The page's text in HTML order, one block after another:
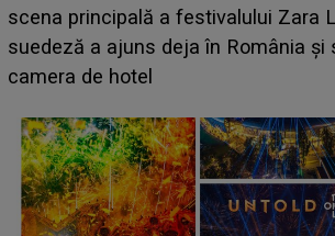
luat prin surprindere pe Emanuel.
BĂIATUL VIZAT de Alexandra?!
faptului împlinit, A RECUNOSCUT